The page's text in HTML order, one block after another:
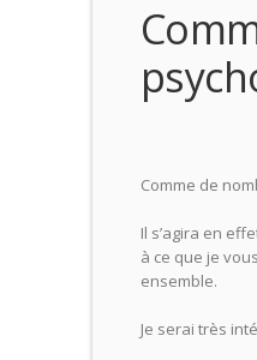
Comme de
Il s’agira en
à ce que je
ensemble.
Je serai très